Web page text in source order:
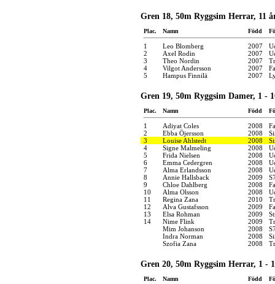
Gren 18, 50m Ryggsim Herrar, 11
Plac. Namn Född
1 Leo Blomberg 2007
2
Axel Rodin 2007
3
Theo Nordin 2007
4
Vilgot Andersson 2007
5
Hampus Finnilä 2007
Gren 19, 50m Ryggsim Damer, 1 -
Plac. Namn Född
1 Adiyat Coles 2008
2
Ebba Öjersson 2008
3
Louise Ahlstedt 2008
4
Signe Malmeling 2008
5
Frida Nielsen 2008
6
Emma Cedergren 2008
7
Alma Erlandsson 2008
8
Annie Hallsback 2009
9
Chloe Dahlberg 2008
10
Alma Olsson 2008
11
Regina Zana 2010
12
Alva Gustafsson 2009
13
Elsa Rohman 2009
14
Nime Flink 2009
Mim Johanson
2008
Indra Norman
2008
Szofia Zana
2008
Gren 20, 50m Ryggsim Herrar, 1 -
Plac. Namn Född